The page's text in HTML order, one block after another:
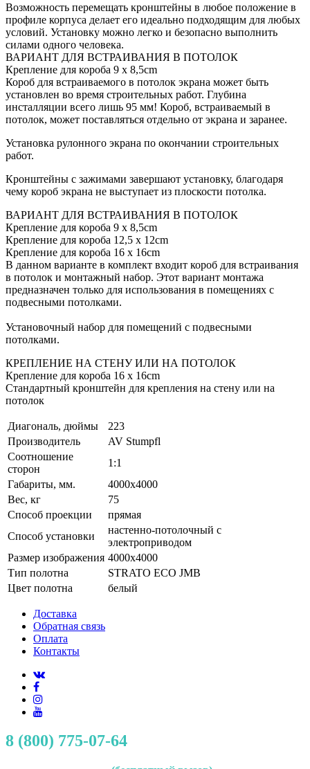
Возможность перемещать кронштейны в любое положение в
профиле корпуса делает его идеально подходящим для любых
условий. Установку можно легко и безопасно выполнить
силами одного человека.
ВАРИАНТ ДЛЯ ВСТРАИВАНИЯ В ПОТОЛОК
Крепление для короба 9 x 8,5cm
Короб для встраиваемого в потолок экрана может быть
установлен во время строительных работ. Глубина
инсталляции всего лишь 95 мм! Короб, встраиваемый в
потолок, может поставляться отдельно от экрана и заранее.
Установка рулонного экрана по окончании строительных
работ.
Кронштейны с зажимами завершают установку, благодаря
чему короб экрана не выступает из плоскости потолка.
ВАРИАНТ ДЛЯ ВСТРАИВАНИЯ В ПОТОЛОК
Крепление для короба 9 x 8,5cm
Крепление для короба 12,5 x 12cm
Крепление для короба 16 x 16cm
В данном варианте в комплект входит короб для встраивания
в потолок и монтажный набор. Этот вариант монтажа
предназначен только для использования в помещениях с
подвесными потолками.
Установочный набор для помещений с подвесными
потолками.
КРЕПЛЕНИЕ НА СТЕНУ ИЛИ НА ПОТОЛОК
Крепление для короба 16 x 16cm
Стандартный кронштейн для крепления на стену или на
потолок
Диагональ, дюймы
223
Производитель
AV Stumpfl
Соотношение
сторон
1:1
Габариты, мм.
4000x4000
Вес, кг
75
Способ проекции
прямая
Способ установки
настенно-потолочный с
электроприводом
Размер изображения 4000x4000
Тип полотна
STRATO ECO JMB
Цвет полотна
белый
Доставка
Обратная связь
Оплата
Контакты
8 (800) 775-07-64